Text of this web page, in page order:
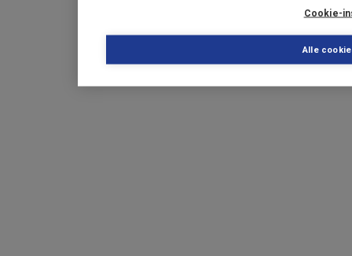
Cookie-
Alle